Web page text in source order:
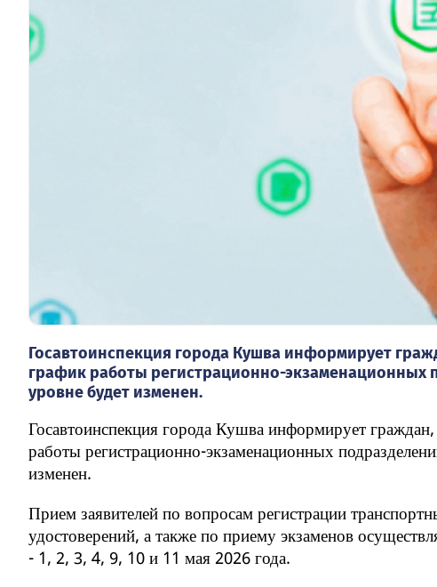
Госавтоинспекция города Кушва информирует
график работы регистрационно-экзаменационных
уровне будет изменен.
Госавтоинспекция города Кушва информирует
работы регистрационно-экзаменационных
изменен.
Прием заявителей по вопросам регистрации
удостоверений, а также по приему экзаменов
- 1, 2, 3, 4, 9, 10 и 11 мая 2026 года.